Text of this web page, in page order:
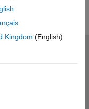
Kingdom (English)